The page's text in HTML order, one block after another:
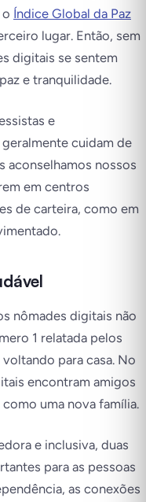
Índice Global da Paz
lugar. Então, sem
digitais se sentem
e tranquilidade.
e
cuidam de
aconselhamos nossos
em centros
de carteira, como em
nômades digitais não
1 relatada pelos
para casa. No
encontram amigos
uma nova família.
e inclusiva, duas
para as pessoas
as conexões